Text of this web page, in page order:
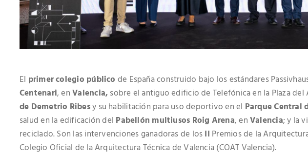
El primer colegio público de España construido bajo los estándares
Centenari, enValencia, sobre el antiguo edificio de Telefónica en la Plaza del
de Demetrio Ribesy su habilitación para uso deportivo en el Parque Central
salud en la edificación del Pabellón multiusos Roig Arena, enValencia; y la
reciclado. Son las intervenciones ganadoras de losII Premios de la
Colegio Oficial de la Arquitectura Técnica de Valencia (COAT Valencia).